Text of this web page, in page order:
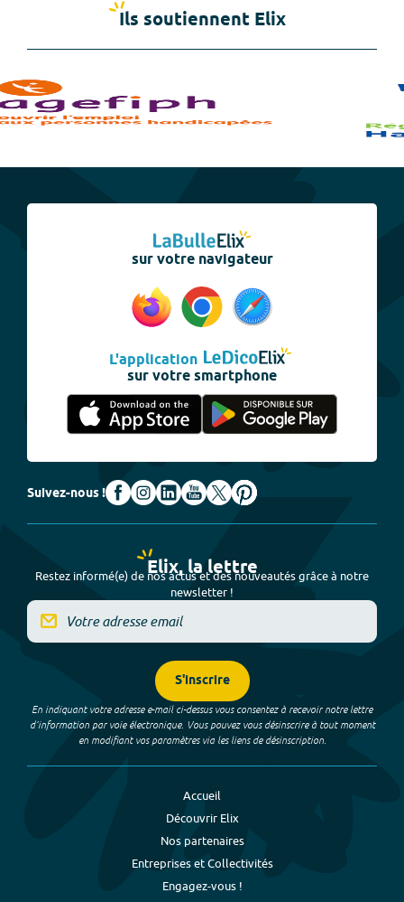
Ils soutiennent Elix
sur votre navigateur
L'application
sur votre smartphone
Suivez-nous !
Elix, la lettre
Restez informé(e) de nos actus et des nouveautés grâce à notre
newsletter !
S'inscrire
En indiquant votre adresse e-mail ci-dessus vous consentez à recevoir notre lettre
d’information par voie électronique. Vous pouvez vous désinscrire à tout moment
en modifiant vos paramètres via les liens de désinscription.
Accueil
Découvrir Elix
Nos partenaires
Entreprises et Collectivités
Engagez-vous !